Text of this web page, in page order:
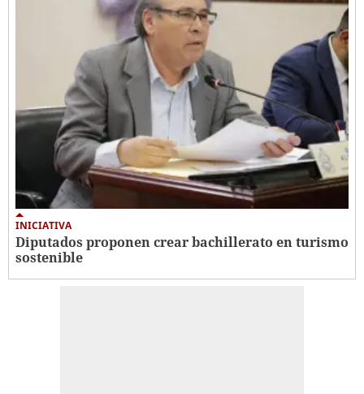
INICIATIVA
Diputados proponen crear bachillerato en turismo
sostenible